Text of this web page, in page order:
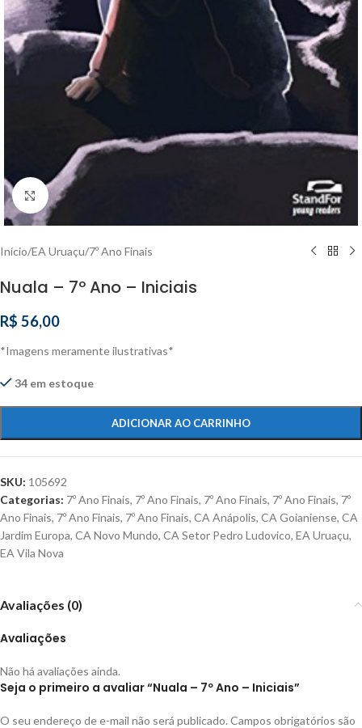
Clique para ampliar
Início/EA Uruaçu/7º Ano Finais
Nuala – 7º Ano – Iniciais
R$ 56,00
*Imagens meramente ilustrativas*
34 em estoque
ADICIONAR AO CARRINHO
SKU: 105692
Categorias: 7º Ano Finais, 7º Ano Finais, 7º Ano Finais, 7º Ano Finais, 7º
Ano Finais, 7º Ano Finais, 7º Ano Finais, CA Anápolis, CA Goianiense, CA
Jardim Europa, CA Novo Mundo, CA Setor Pedro Ludovico, EA Uruaçu,
EA Vila Nova
Avaliações (0)
Avaliações
Não há avaliações ainda.
Seja o primeiro a avaliar “Nuala – 7º Ano – Iniciais”
O seu endereço de e-mail não será publicado. Campos obrigatórios são